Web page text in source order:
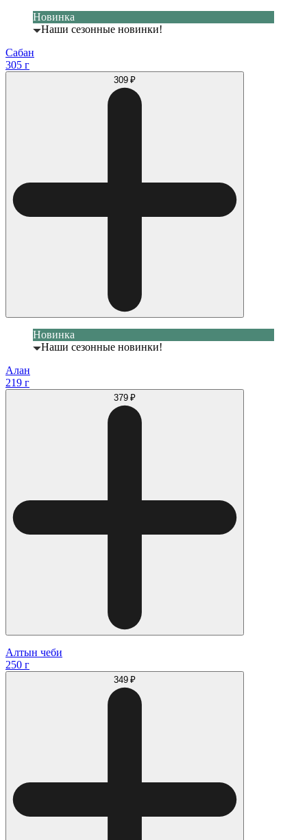
Новинка
Наши сезонные новинки!
Сабан
305 г
309 ₽
Новинка
Наши сезонные новинки!
Алан
219 г
379 ₽
Алтын чеби
250 г
349 ₽